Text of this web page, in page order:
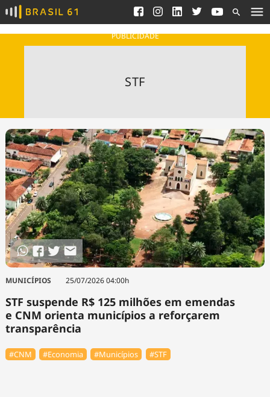
Ver todas as notícias
Podcasts
Congresso Nacional e
nossos líderes.
Acesse
Saneamento
Indicadores
Expediente
Trabalhe no Brasil 61
Contato
Agronegócios
Brasil
Brasil Mineral
Ciência &
Tecnologia
Cinema
Comportamento
Cultura
Economia
Educação
Infraestrutura
Meio Ambiente
Podcast
Política
Saúde
PUBLICIDADE
STF
MUNICÍPIOS 25/07/2026 04:00h
STF suspende R$ 125 milhões em emendas
e CNM orienta municípios a reforçarem
transparência
#CNM #Economia #Municípios #STF